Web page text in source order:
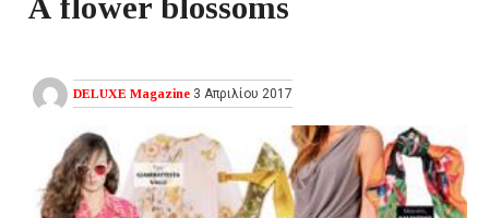
DELUXE Magazine 3 Απριλίου 2017